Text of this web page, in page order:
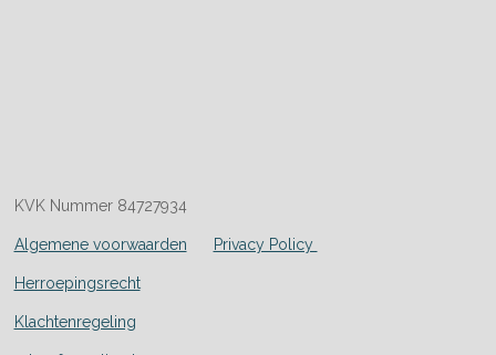
KVK Nummer 84727934
Algemene voorwaarden Privacy Policy
Herroepingsrecht
Klachtenregeling